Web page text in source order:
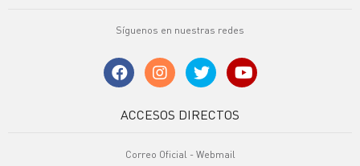
Síguenos en nuestras redes
ACCESOS DIRECTOS
Correo Oficial - Webmail